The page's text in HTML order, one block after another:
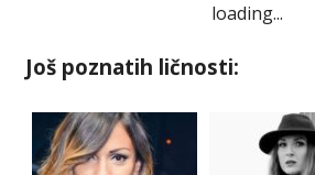
loading...
Još poznatih ličnosti: